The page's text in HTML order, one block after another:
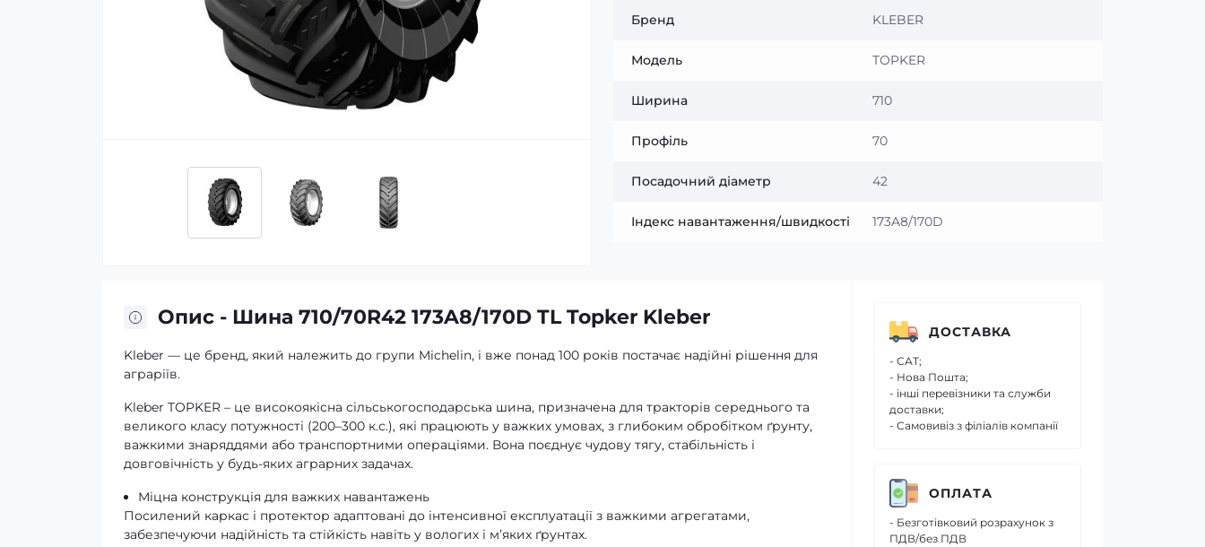
Бренд KLEBER
Модель TOPKER
Ширина 710
Профіль 70
Посадочний діаметр 42
Індекс навантаження/швидкості 173A8/170D
Опис - Шина 710/70R42 173A8/170D TL Topker Kleber
Kleber — це бренд, який належить до групи Michelin, і вже понад 100 років постачає надійні рішення для
аграріїв.
Kleber TOPKER – це високоякісна сільськогосподарська шина, призначена для тракторів середнього та
великого класу потужності (200–300 к.с.), які працюють у важких умовах, з глибоким обробітком ґрунту,
важкими знаряддями або транспортними операціями. Вона поєднує чудову тягу, стабільність і
довговічність у будь-яких аграрних задачах.
Міцна конструкція для важких навантажень
Посилений каркас і протектор адаптовані до інтенсивної експлуатації з важкими агрегатами,
забезпечуючи надійність та стійкість навіть у вологих і м’яких ґрунтах.
ДОСТАВКА
- САТ;
- Нова Пошта;
- інші перевізники та служби
доставки;
- Самовивіз з філіалів компанії
ОПЛАТА
- Безготівковий розрахунок з
ПДВ/без ПДВ